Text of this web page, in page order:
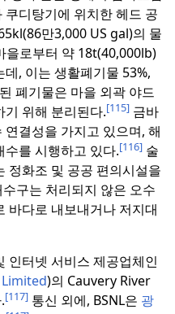
디탕기에 위치한 헤드 공
만3,000 US gal)의 물
을로부터 약 18t(40,000lb)
, 이는 생활폐기물 53%,
폐기물은 마을 외곽 야드
기 위해 분리된다.[115] 금바
결성을 가지고 있으며, 해
를 시행하고 있다.[116] 술
정화조 및 공공 편의시설을
구는 처리되지 않은 오수
바다로 내보내거나 저지대
인터넷 서비스 제공업체인
)의 Cauvery River
[117] 통신 외에, BSNL은 광